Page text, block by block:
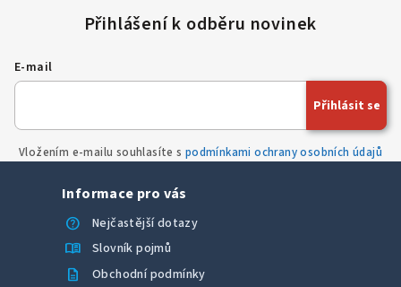
E-mail
Vložením e-mailu souhlasíte s podmínkami ochrany osobních údajů
Přihlásit se
Informace pro vás
help
Nejčastější dotazy
menu_book Slovník pojmů
description Obchodní podmínky